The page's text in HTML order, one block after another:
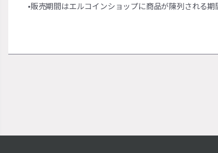
•販売期間はエルコインショップに商品が陳列される